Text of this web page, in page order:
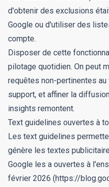
d'obtenir des exclusions
Google ou d'utiliser des
compte.
Disposer de cette
pilotage quotidien. On peut
requêtes non-pertinentes
support, et affiner la
insights remontent.
Text guidelines ouvertes à
Les text guidelines
génère les textes
Google les a ouvertes à
février 2026 (https://